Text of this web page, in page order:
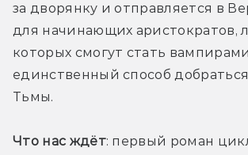
за дворянку и отправляется в
для начинающих аристократов,
которых смогут стать
единственный способ
Тьмы.
Что нас ждёт: первый роман